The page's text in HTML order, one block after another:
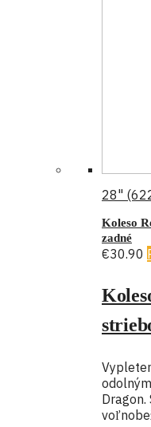
28"
Koleso
zadné
€30.90